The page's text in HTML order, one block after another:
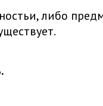
либо